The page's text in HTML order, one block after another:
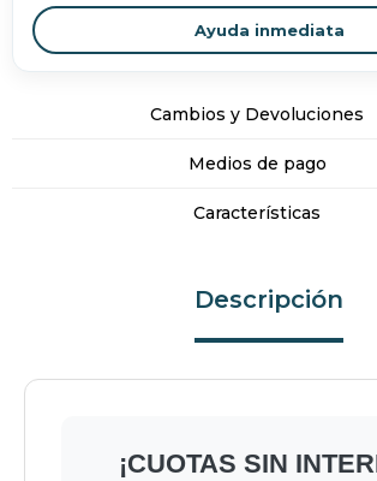
Ayuda inmediata
Cambios y Devoluciones
Medios de pago
Características
Descripción
¡CUOTAS SIN